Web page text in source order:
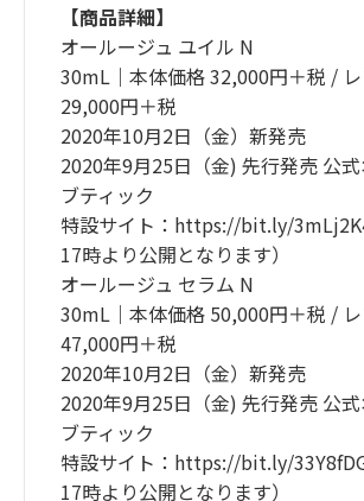
【商品詳細】
オールージュ ユイル N
30mL｜本体価格 32,000円＋税 /
29,000円＋税
2020年10月2日（金）新発売
2020年9月25日（金) 先行発売 公
ブティック
特設サイト：https://bit.ly/
17時より公開となります）
オールージュ セラム N
30mL｜本体価格 50,000円＋税 /
47,000円＋税
2020年10月2日（金）新発売
2020年9月25日（金) 先行発売 公
ブティック
特設サイト：https://bit.ly/
17時より公開となります）